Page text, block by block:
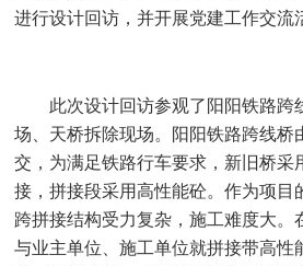
进行设计回访，并开展党建工作交流
此次设计回访参观了阳阳铁路跨
场、天桥拆除现场。阳阳铁路跨线桥
交，为满足铁路行车要求，新旧桥采
接，拼接段采用高性能砼。作为项目
跨拼接结构受力复杂，施工难度大。
与业主单位、施工单位就拼接带高性